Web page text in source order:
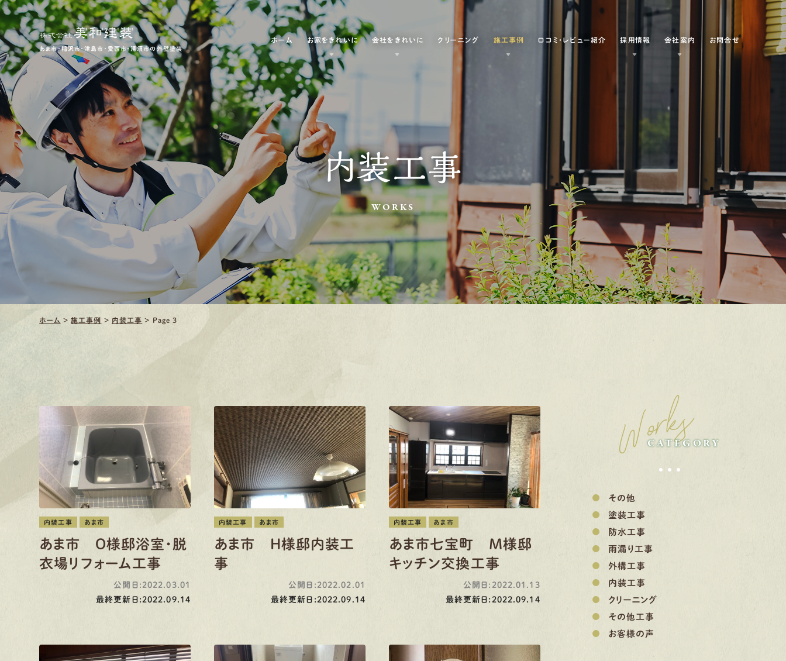
あま市・稲沢市・津島市・愛西市・清須市の外壁塗装
ホーム お家をきれいに 会社をきれいに クリーニング 施工事例 口コミ・レビュー紹介 採用情報 会社案内 お問合せ
内装工事
WORKS
ホーム > 施工事例 > 内装工事 > Page 3
内装工事 あま市
あま市 O様邸浴室・脱
衣場リフォーム工事
公開日:2022.03.01
最終更新日:2022.09.14
内装工事 あま市
あま市 H様邸内装工
事
公開日:2022.02.01
最終更新日:2022.09.14
内装工事 あま市
あま市七宝町 M様邸
キッチン交換工事
公開日:2022.01.13
最終更新日:2022.09.14
Works
CATEGORY
その他
塗装工事
防水工事
雨漏り工事
外構工事
内装工事
クリーニング
その他工事
お客様の声